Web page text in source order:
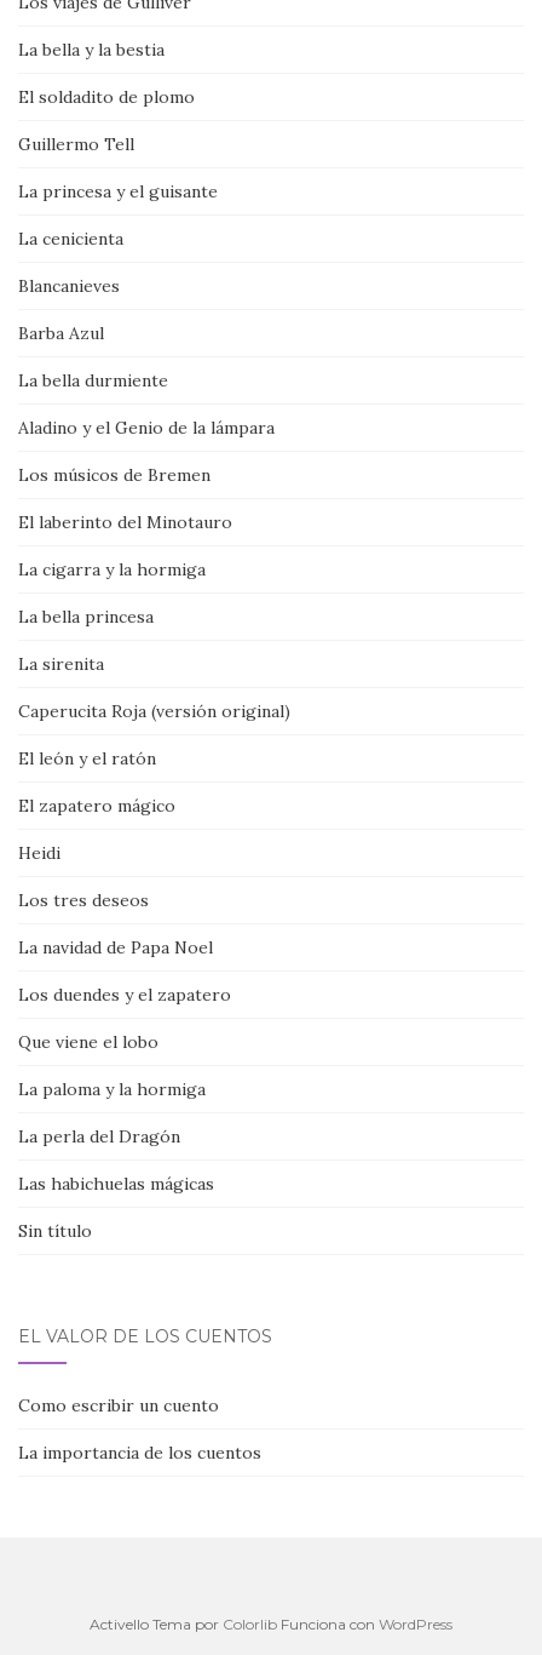
La bella y la bestia
El soldadito de plomo
Guillermo Tell
La princesa y el guisante
La cenicienta
Blancanieves
Barba Azul
La bella durmiente
Aladino y el Genio de la lámpara
Los músicos de Bremen
El laberinto del Minotauro
La cigarra y la hormiga
La bella princesa
La sirenita
Caperucita Roja (versión original)
El león y el ratón
El zapatero mágico
Heidi
Los tres deseos
La navidad de Papa Noel
Los duendes y el zapatero
Que viene el lobo
La paloma y la hormiga
La perla del Dragón
Las habichuelas mágicas
Sin título
EL VALOR DE LOS CUENTOS
Como escribir un cuento
La importancia de los cuentos
Activello Tema por Colorlib Funciona con WordPress